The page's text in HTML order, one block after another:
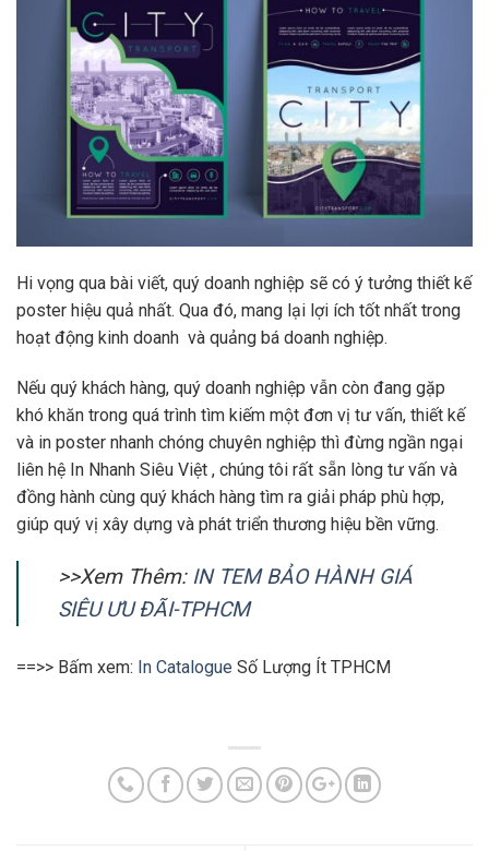
Hi vọng qua bài viết, quý doanh nghiệp sẽ có ý tưởng thiết kế
poster hiệu quả nhất. Qua đó, mang lại lợi ích tốt nhất trong
hoạt động kinh doanh và quảng bá doanh nghiệp.
Nếu quý khách hàng, quý doanh nghiệp vẫn còn đang gặp
khó khăn trong quá trình tìm kiếm một đơn vị tư vấn, thiết kế
và in poster nhanh chóng chuyên nghiệp thì đừng ngần ngại
liên hệ In Nhanh Siêu Việt , chúng tôi rất sẵn lòng tư vấn và
đồng hành cùng quý khách hàng tìm ra giải pháp phù hợp,
giúp quý vị xây dựng và phát triển thương hiệu bền vững.
>>Xem Thêm: IN TEM BẢO HÀNH GIÁ
SIÊU ƯU ĐÃI-TPHCM
==>> Bấm xem: In Catalogue Số Lượng Ít TPHCM